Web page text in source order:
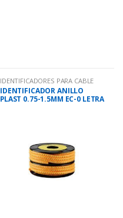
IDENTIFICADORES PARA CABLE
IDENTIFICADOR ANILLO
PLAST 0.75-1.5MM EC-0 LETRA